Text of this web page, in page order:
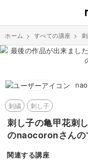
ホーム > すべての講座 >
刺繍 刺し子
刺し子の亀甲花刺
のnaocoronさんの
関連する講座